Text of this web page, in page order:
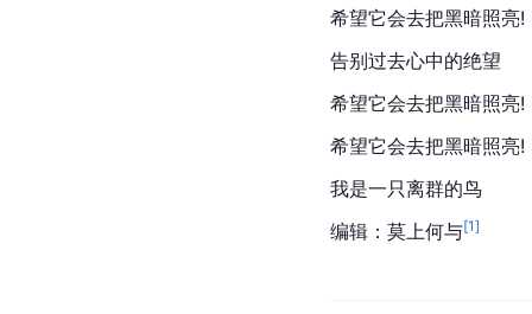
希望它会去把黑暗照亮!
告别过去心中的绝望
希望它会去把黑暗照亮!
希望它会去把黑暗照亮!
我是一只离群的鸟
编辑：莫上何与[1]